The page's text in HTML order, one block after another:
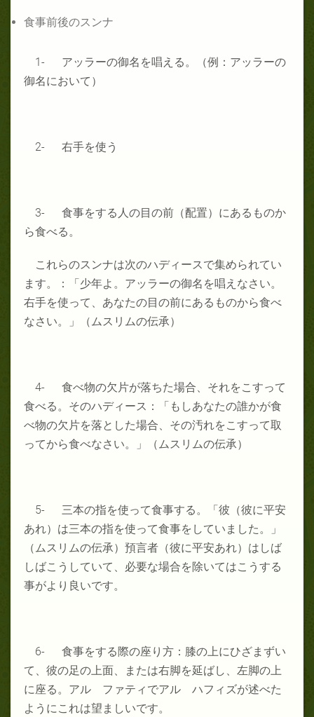
食事前後のスンナ
1- アッラーの御名を唱える。（例：アッラーの
御名において）
2- 右手を使う
3- 食事をする人の目の前（配置）にあるものか
ら食べる。
これらのスンナは次のハディースで集められてい
ます。：「少年よ。アッラーの御名を唱えなさい。
右手を使って、あなたの目の前にあるものから食べ
なさい。」（ムスリムの伝承）
4- 食べ物の欠片が落ちた場合、それをこすって
食べる。そのハディース：「もしあなたの誰かが食
べ物の欠片を落とした場合、その汚れをこすって取
ってから食べなさい。」（ムスリムの伝承）
5- 三本の指を使って食事する。「彼（彼に平安
あれ）は三本の指を使って食事をしていました。」
（ムスリムの伝承）預言者（彼に平安あれ）はしば
しばこうしていて、必要な場合を除いてはこうする
事がより良いです。
6- 食事をする際の座り方：膝の上にひざまずい
て、彼の足の上面、または右脚を延ばし、左脚の上
に座る。アル ファティでアル ハフィズが述べた
ようにこれは望ましいです。